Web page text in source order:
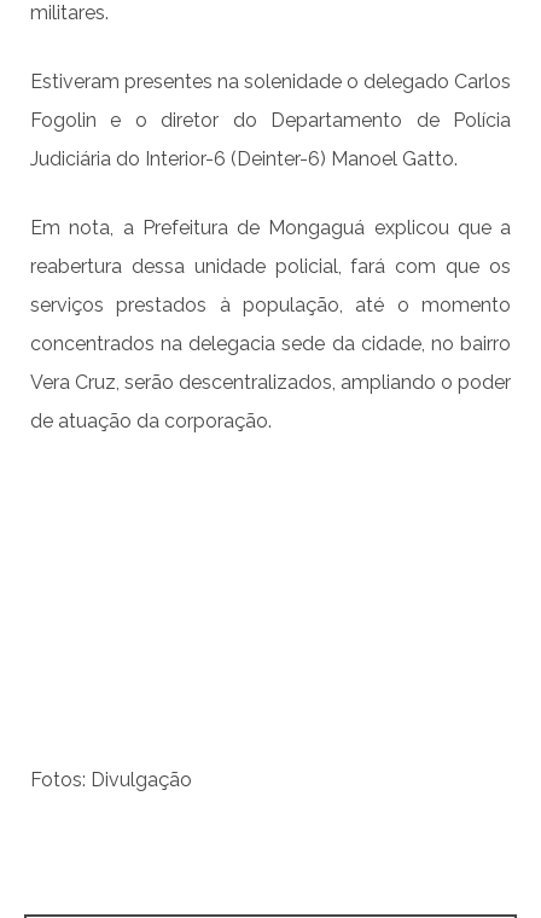
militares.
Estiveram presentes na solenidade o delegado Carlos
Fogolin e o diretor do Departamento de Polícia
Judiciária do Interior-6 (Deinter-6) Manoel Gatto.
Em nota, a Prefeitura de Mongaguá explicou que a
reabertura dessa unidade policial, fará com que os
serviços prestados à população, até o momento
concentrados na delegacia sede da cidade, no bairro
Vera Cruz, serão descentralizados, ampliando o poder
de atuação da corporação.
Fotos: Divulgação